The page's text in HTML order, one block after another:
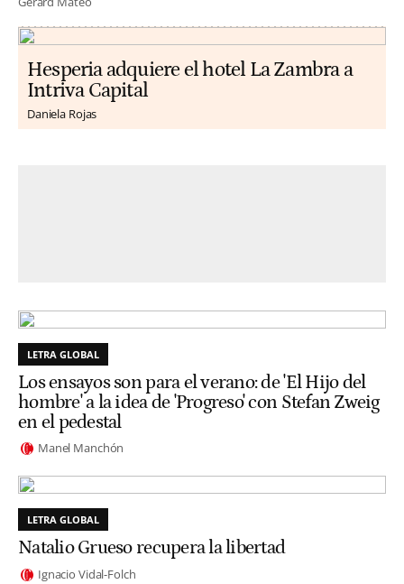
Hesperia adquiere el hotel La Zambra a
Intriva Capital
Daniela Rojas
LETRA GLOBAL
Los ensayos son para el verano: de 'El Hijo del
hombre' a la idea de 'Progreso' con Stefan Zweig
en el pedestal
Manel Manchón
LETRA GLOBAL
Natalio Grueso recupera la libertad
Ignacio Vidal-Folch